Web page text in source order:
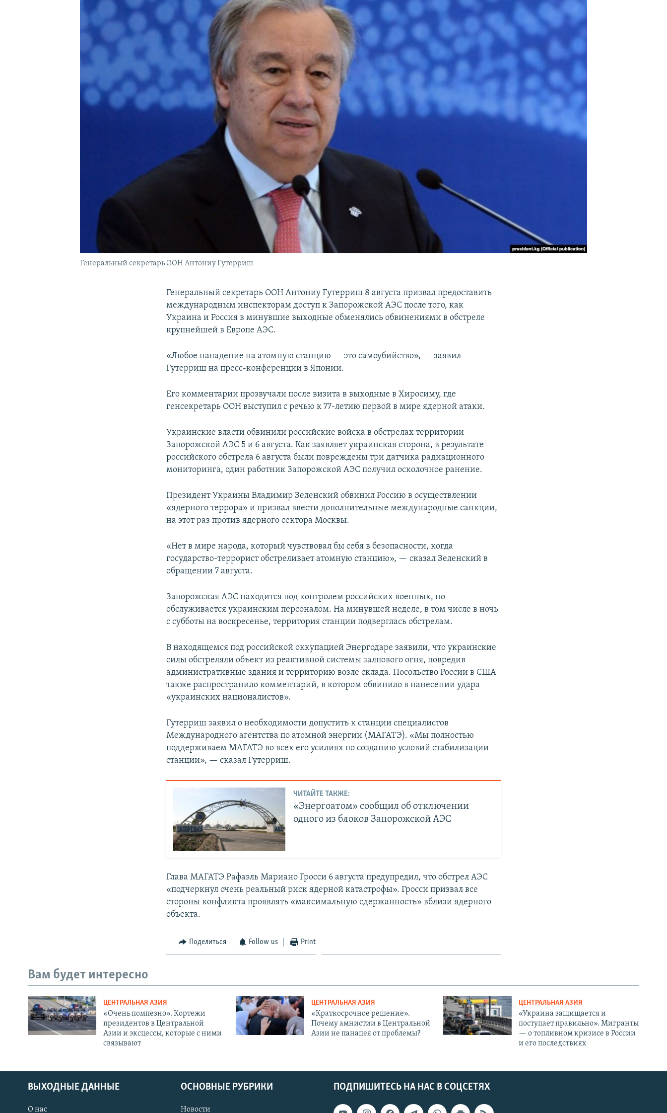
Генеральный секретарь ООН Антониу Гутерриш
Генеральный секретарь ООН Антониу Гутерриш 8 августа призвал предоставить
международным инспекторам доступ к Запорожской АЭС после того, как
Украина и Россия в минувшие выходные обменялись обвинениями в обстреле
крупнейшей в Европе АЭС.
«Любое нападение на атомную станцию — это самоубийство», — заявил
Гутерриш на пресс-конференции в Японии.
Его комментарии прозвучали после визита в выходные в Хиросиму, где
генсекретарь ООН выступил с речью к 77-летию первой в мире ядерной атаки.
Украинские власти обвинили российские войска в обстрелах территории
Запорожской АЭС 5 и 6 августа. Как заявляет украинская сторона, в результате
российского обстрела 6 августа были повреждены три датчика радиационного
мониторинга, один работник Запорожской АЭС получил осколочное ранение.
Президент Украины Владимир Зеленский обвинил Россию в осуществлении
«ядерного террора» и призвал ввести дополнительные международные санкции,
на этот раз против ядерного сектора Москвы.
«Нет в мире народа, который чувствовал бы себя в безопасности, когда
государство-террорист обстреливает атомную станцию», — сказал Зеленский в
обращении 7 августа.
Запорожская АЭС находится под контролем российских военных, но
обслуживается украинским персоналом. На минувшей неделе, в том числе в ночь
с субботы на воскресенье, территория станции подверглась обстрелам.
В находящемся под российской оккупацией Энергодаре заявили, что украинские
силы обстреляли объект из реактивной системы залпового огня, повредив
административные здания и территорию возле склада. Посольство России в США
также распространило комментарий, в котором обвинило в нанесении удара
«украинских националистов».
Гутерриш заявил о необходимости допустить к станции специалистов
Международного агентства по атомной энергии (МАГАТЭ). «Мы полностью
поддерживаем МАГАТЭ во всех его усилиях по созданию условий стабилизации
станции», — сказал Гутерриш.
ЧИТАЙТЕ ТАКЖЕ:
«Энергоатом» сообщил об отключении
одного из блоков Запорожской АЭС
Глава МАГАТЭ Рафаэль Мариано Гросси 6 августа предупредил, что обстрел АЭС
«подчеркнул очень реальный риск ядерной катастрофы». Гросси призвал все
стороны конфликта проявлять «максимальную сдержанность» вблизи ядерного
объекта.
Поделиться Follow us Print
Вам будет интересно
ЦЕНТРАЛЬНАЯ АЗИЯ
«Очень помпезно». Кортежи
президентов в Центральной
Азии и эксцессы, которые с ними
связывают
ЦЕНТРАЛЬНАЯ АЗИЯ
«Краткосрочное решение».
Почему амнистии в Центральной
Азии не панацея от проблемы?
ЦЕНТРАЛЬНАЯ АЗИЯ
«Украина защищается и
поступает правильно». Мигранты
— о топливном кризисе в России
и его последствиях
ПОДПИШИТЕСЬ НА НАС В СОЦСЕТЯХ
ВЫХОДНЫЕ ДАННЫЕ
О нас
ОСНОВНЫЕ РУБРИКИ
Новости